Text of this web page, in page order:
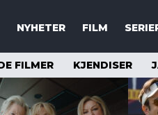
NYHETER FILM
FILMER KJENDISER